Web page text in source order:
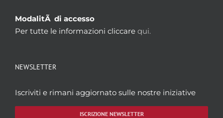
ModalitÃ di accesso
Per tutte le informazioni cliccare qui.
NEWSLETTER
Iscriviti e rimani aggiornato sulle nostre iniziative
ISCRIZIONE NEWSLETTER